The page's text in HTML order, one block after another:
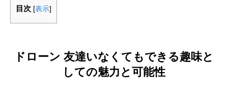
目次 [表示]
ドローン 友達いなくてもできる趣味と
しての魅力と可能性